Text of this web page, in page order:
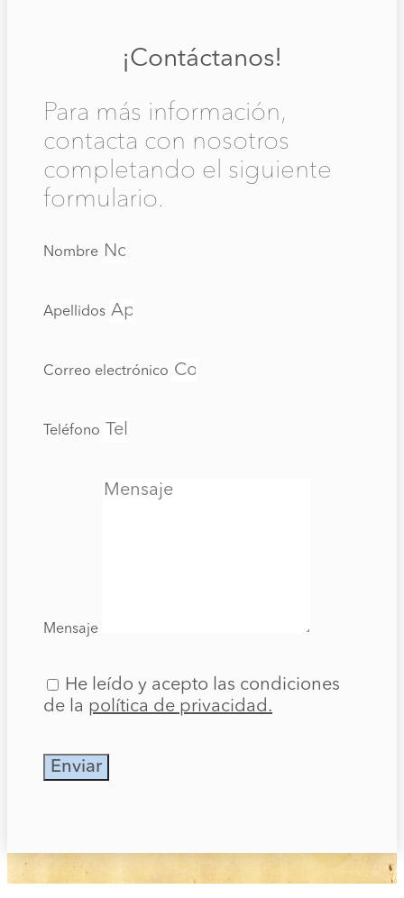
¡Contáctanos!
Para más información,
contacta con nosotros
completando el siguiente
formulario.
Nombre
Apellidos
Correo electrónico
Teléfono
Mensaje
He leído y acepto las condiciones
de la política de privacidad.
Enviar